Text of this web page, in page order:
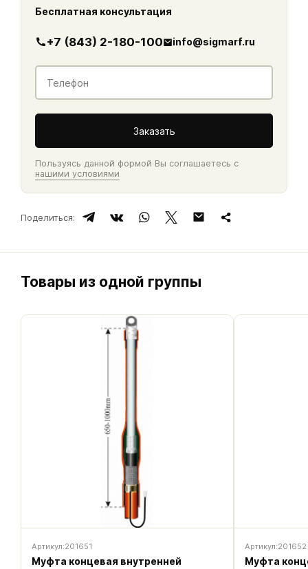
Бесплатная консультация
+7 (843) 2-180-100 info@sigmarf.ru
Заказать
Пользуясь данной формой Вы соглашаетесь с
нашими условиями
Поделиться:
Товары из одной группы
Артикул:201651
Муфта концевая внутренней
Артикул:201652
Муфта